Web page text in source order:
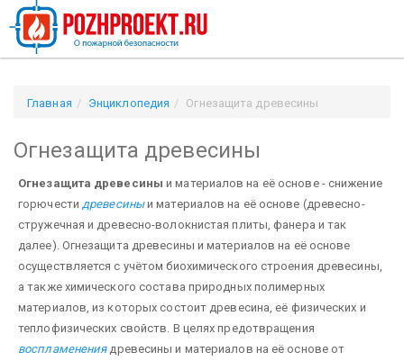
Главная Энциклопедия Огнезащита древесины
Огнезащита древесины
Огнезащита древесины и материалов на её основе - снижение
горю­чести древесиныи материалов на её основе (древесно-
стружечная и древесно-волокнистая плиты, фане­ра и так
далее). Огнезащита древесины и материалов на её основе
осуществляется с учётом биохимического строения древеси­ны,
а также химического состава природных полимерных
материалов, из которых состоит древесина, её физических и
теплофизических свойств. В целях предотвращения
воспламенениядревесины и материа­лов на её основе от